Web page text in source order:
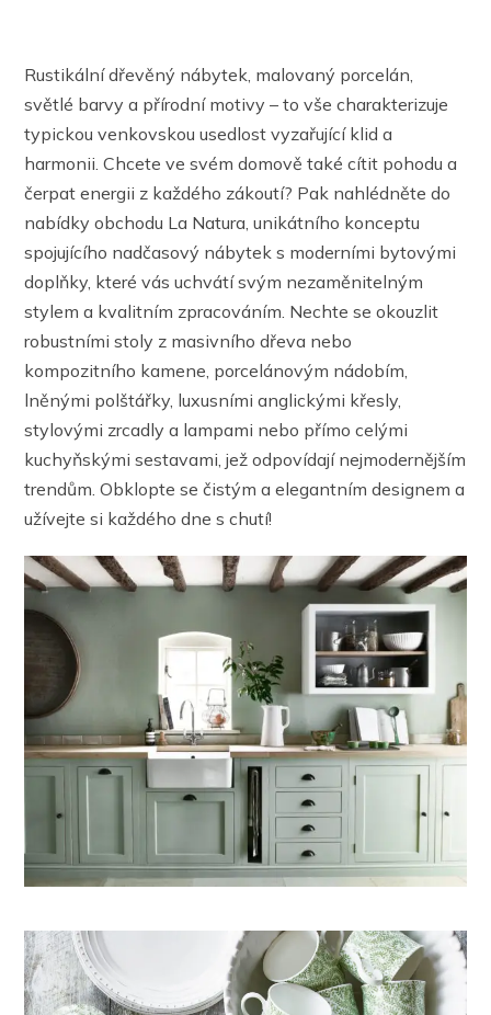
Rustikální dřevěný nábytek, malovaný porcelán,
světlé barvy a přírodní motivy – to vše charakterizuje
typickou venkovskou usedlost vyzařující klid a
harmonii. Chcete ve svém domově také cítit pohodu a
čerpat energii z každého zákoutí? Pak nahlédněte do
nabídky obchodu La Natura, unikátního konceptu
spojujícího nadčasový nábytek s moderními bytovými
doplňky, které vás uchvátí svým nezaměnitelným
stylem a kvalitním zpracováním. Nechte se okouzlit
robustními stoly z masivního dřeva nebo
kompozitního kamene, porcelánovým nádobím,
lněnými polštářky, luxusními anglickými křesly,
stylovými zrcadly a lampami nebo přímo celými
kuchyňskými sestavami, jež odpovídají nejmodernějším
trendům. Obklopte se čistým a elegantním designem a
užívejte si každého dne s chutí!